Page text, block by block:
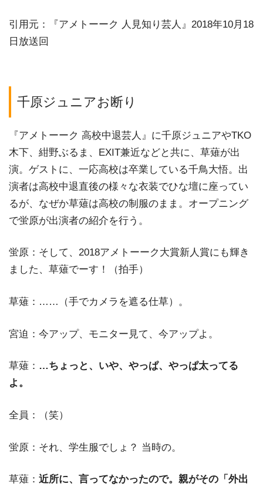
引用元：『アメトーーク 人見知り芸人』2018年10月18
日放送回
千原ジュニアお断り
『アメトーーク 高校中退芸人』に千原ジュニアやTKO
木下、紺野ぶるま、EXIT兼近などと共に、草薙が出
演。ゲストに、一応高校は卒業している千鳥大悟。出
演者は高校中退直後の様々な衣装でひな壇に座ってい
るが、なぜか草薙は高校の制服のまま。オープニング
で蛍原が出演者の紹介を行う。
蛍原：そして、2018アメトーーク大賞新人賞にも輝き
ました、草薙でーす！（拍手）
草薙：……（手でカメラを遮る仕草）。
宮迫：今アップ、モニター見て、今アップよ。
草薙： …ちょっと、いや、やっぱ、やっぱ太ってる
よ。
全員：（笑）
蛍原：それ、学生服でしょ？ 当時の。
草薙： 近所に、言ってなかったので。親がその「外出